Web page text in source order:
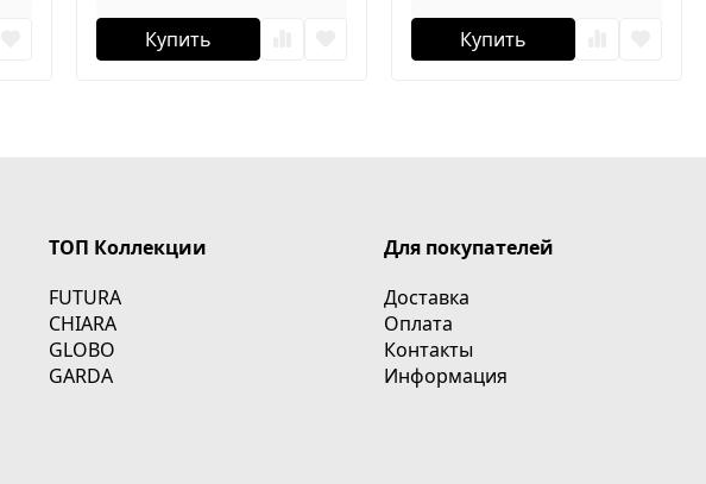
Купить Купить
ТОП Коллекции
FUTURA
CHIARA
GLOBO
GARDA
Для покупателей
Доставка
Оплата
Контакты
Информация